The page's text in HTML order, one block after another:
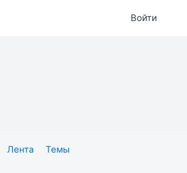
Войти
Лента
Темы